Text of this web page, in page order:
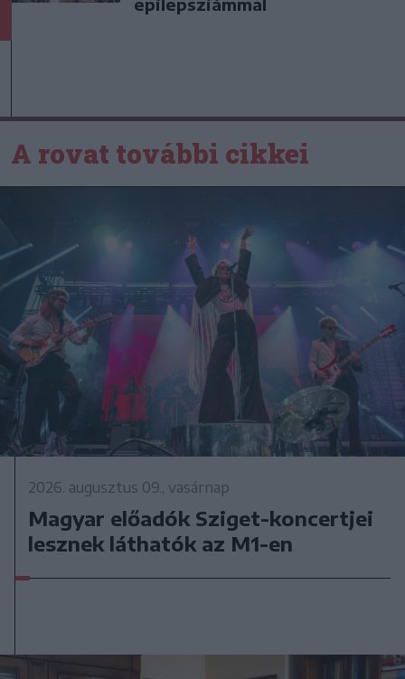
A rovat további cikkei
2026. augusztus 09., vasárnap
Magyar előadók Sziget-koncertjei
lesznek láthatók az M1-en